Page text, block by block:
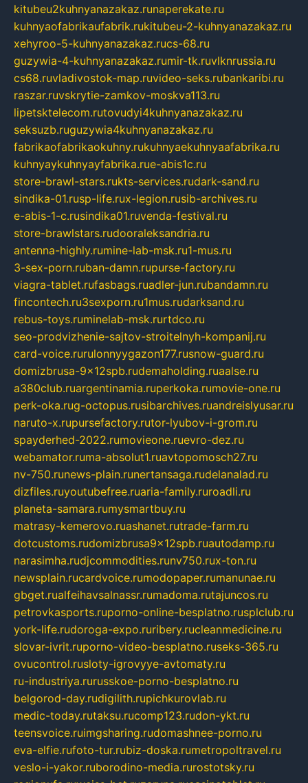
kitubeu2kuhnyanazakaz.runaperekate.ru
kuhnyaofabrikaufabrik.rukitubeu-2-kuhnyanazakaz.ru
xehyroo-5-kuhnyanazakaz.rucs-68.ru
guzywia-4-kuhnyanazakaz.rumir-tk.ruvlknrussia.ru
cs68.ruvladivostok-map.ruvideo-seks.rubankaribi.ru
raszar.ruvskrytie-zamkov-moskva113.ru
lipetsktelecom.rutovudyi4kuhnyanazakaz.ru
seksuzb.ruguzywia4kuhnyanazakaz.ru
fabrikaofabrikaokuhny.rukuhnyaekuhnyaafabrika.ru
kuhnyaykuhnyayfabrika.rue-abis1c.ru
store-brawl-stars.rukts-services.rudark-sand.ru
sindika-01.rusp-life.rux-legion.rusib-archives.ru
e-abis-1-c.rusindika01.ruvenda-festival.ru
store-brawlstars.rudooraleksandria.ru
antenna-highly.rumine-lab-msk.ru1-mus.ru
3-sex-porn.ruban-damn.rupurse-factory.ru
viagra-tablet.rufasbags.ruadler-jun.rubandamn.ru
fincontech.ru3sexporn.ru1mus.rudarksand.ru
rebus-toys.ruminelab-msk.rurtdco.ru
seo-prodvizhenie-sajtov-stroitelnyh-kompanij.ru
card-voice.rurulonnyygazon177.rusnow-guard.ru
domizbrusa-9x12spb.rudemaholding.ruaalse.ru
a380club.ruargentinamia.ruperkoka.rumovie-one.ru
perk-oka.rug-octopus.rusibarchives.ruandreislyusar.ru
naruto-x.rupursefactory.rutor-lyubov-i-grom.ru
spayderhed-2022.rumovieone.ruevro-dez.ru
webamator.ruma-absolut1.ruavtopomosch27.ru
nv-750.runews-plain.runertansaga.rudelanalad.ru
dizfiles.ruyoutubefree.ruaria-family.ruroadli.ru
planeta-samara.rumysmartbuy.ru
matrasy-kemerovo.ruashanet.rutrade-farm.ru
dotcustoms.rudomizbrusa9x12spb.ruautodamp.ru
narasimha.rudjcommodities.runv750.rux-ton.ru
newsplain.rucardvoice.rumodopaper.rumanunae.ru
gbget.rualfeihavsalnassr.rumadoma.rutajuncos.ru
petrovkasports.ruporno-online-besplatno.rusplclub.ru
york-life.rudoroga-expo.ruribery.rucleanmedicine.ru
slovar-ivrit.ruporno-video-besplatno.ruseks-365.ru
ovucontrol.rusloty-igrovyye-avtomaty.ru
ru-industriya.rurusskoe-porno-besplatno.ru
belgorod-day.rudigilith.rupichkurovlab.ru
medic-today.rutaksu.rucomp123.rudon-ykt.ru
teensvoice.ruimgsharing.rudomashnee-porno.ru
eva-elfie.rufoto-tur.rubiz-doska.rumetropoltravel.ru
veslo-i-yakor.ruborodino-media.rurostotsky.ru